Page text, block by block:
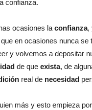
confianza.
ocasiones la confianza,
que en ocasiones nunca se
y volvemos a depositar
de que exista, de
real de necesidad
más y esto empieza